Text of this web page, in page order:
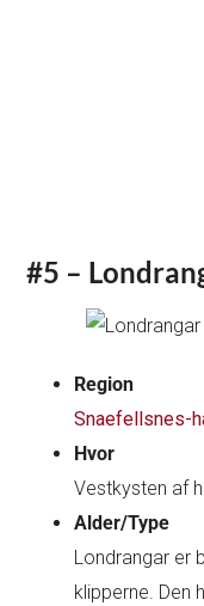
#5 –
Region
Snaefellsnes-
Hvor
Vestkysten af
Alder/Type
Londrangar er
klipperne. Den